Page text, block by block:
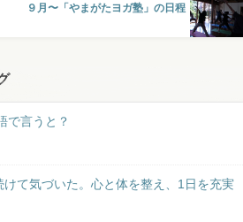
９月〜「やまがたヨガ塾」の日程
で言うと？
て気づいた。心と体を整え、1日を充実